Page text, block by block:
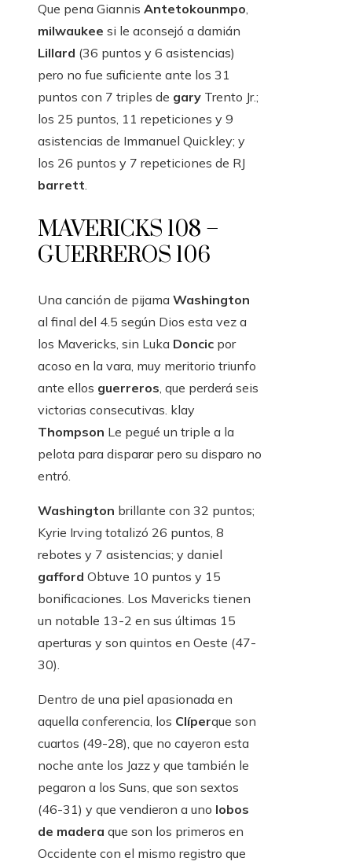
Que pena Giannis Antetokounmpo,
milwaukee si le aconsejó a damián
Lillard (36 puntos y 6 asistencias)
pero no fue suficiente ante los 31
puntos con 7 triples de gary Trento Jr.;
los 25 puntos, 11 repeticiones y 9
asistencias de Immanuel Quickley; y
los 26 puntos y 7 repeticiones de RJ
barrett.
MAVERICKS 108 –
GUERREROS 106
Una canción de pijama Washington
al final del 4.5 según Dios esta vez a
los Mavericks, sin Luka Doncic por
acoso en la vara, muy meritorio triunfo
ante ellos guerreros, que perderá seis
victorias consecutivas. klay
Thompson Le pegué un triple a la
pelota para disparar pero su disparo no
entró.
Washington brillante con 32 puntos;
Kyrie Irving totalizó 26 puntos, 8
rebotes y 7 asistencias; y daniel
gafford Obtuve 10 puntos y 15
bonificaciones. Los Mavericks tienen
un notable 13-2 en sus últimas 15
aperturas y son quintos en Oeste (47-
30).
Dentro de una piel apasionada en
aquella conferencia, los Clíperque son
cuartos (49-28), que no cayeron esta
noche ante los Jazz y que también le
pegaron a los Suns, que son sextos
(46-31) y que vendieron a uno lobos
de madera que son los primeros en
Occidente con el mismo registro que